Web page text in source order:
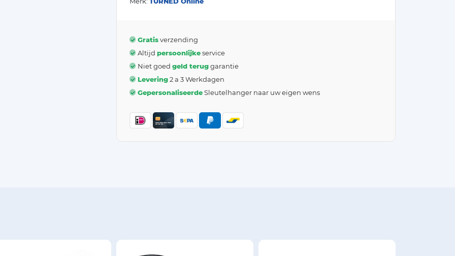
Gratisverzending
Altijd persoonlijkeservice
Niet goed geld teruggarantie
Levering2 a 3 Werkdagen
GepersonaliseerdeSleutelhanger naar uw eigen wens